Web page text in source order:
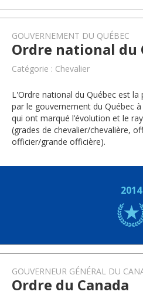
GOUVERNEMENT DU QUÉBEC
Ordre national du
Catégorie : Chevalier
L'Ordre national du Québec est
par le gouvernement du Québec
qui ont marqué l’évolution et le
(grades de chevalier/chevalière,
officier/grande officière).
2014
GOUVERNEUR GÉNÉRAL DU
Ordre du Canada